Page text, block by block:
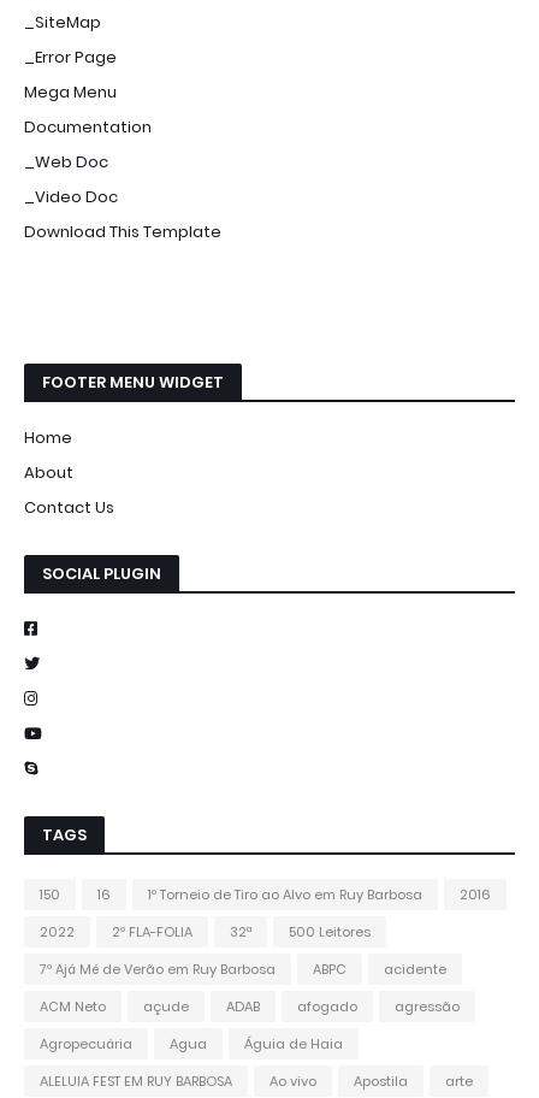
_SiteMap
_Error Page
Mega Menu
Documentation
_Web Doc
_Video Doc
Download This Template
FOOTER MENU WIDGET
Home
About
Contact Us
SOCIAL PLUGIN
TAGS
150 16 1º Torneio de Tiro ao Alvo em Ruy Barbosa
2016
2022
2º FLA-FOLIA 32ª
500 Leitores
7º Ajá Mé de Verão em Ruy Barbosa
ABPC
acidente
ACM Neto
açude ADAB afogado
agressão
Agropecuária
Agua
Águia de Haia
ALELUIA FEST EM RUY BARBOSA
Ao vivo Apostila arte